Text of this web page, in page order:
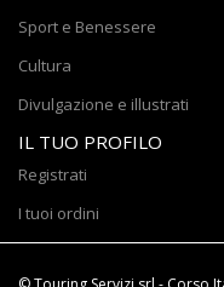
Sport e Benessere
Cultura
Divulgazione e illustrati
IL TUO PROFILO
Registrati
I tuoi ordini